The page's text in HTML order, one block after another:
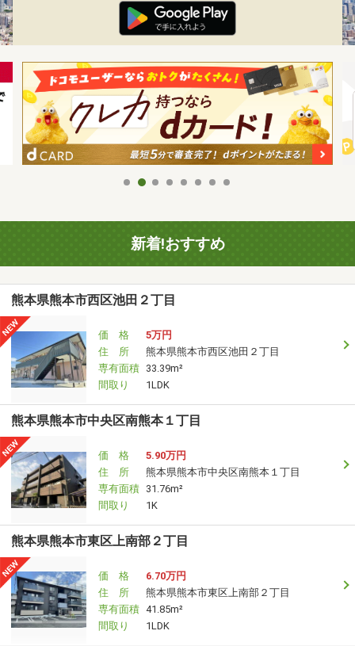
新着!おすすめ
熊本県熊本市西区池田２丁目
価 格
5万円
住 所
熊本県熊本市西区池田２丁目
専有面積 33.39m²
間取り
1LDK
熊本県熊本市中央区南熊本１丁目
価 格
5.90万円
住 所
熊本県熊本市中央区南熊本１丁目
専有面積 31.76m²
間取り
1K
熊本県熊本市東区上南部２丁目
価 格
6.70万円
住 所
熊本県熊本市東区上南部２丁目
専有面積 41.85m²
間取り
1LDK